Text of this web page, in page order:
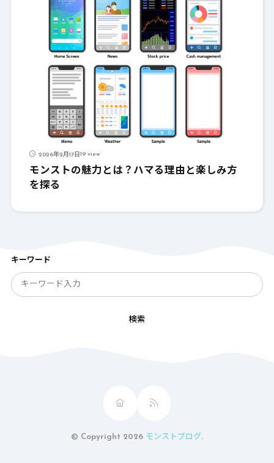
2026年2月17日19 view
モンストの魅力とは？ハマる理由と楽しみ方
を探る
キーワード
検索
© Copyright 2026 モンストブログ .